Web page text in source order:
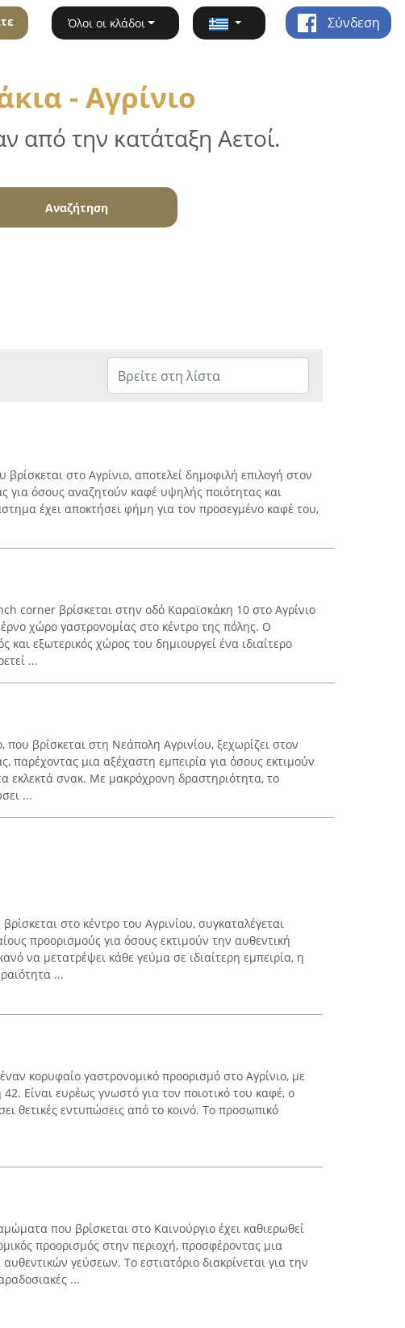
Όλοι οι κλάδοι Σύνδεση
- Αγρίνιο
από την κατάταξη Αετοί.
Αναζήτηση
στο Αγρίνιο, αποτελεί δημοφιλή επιλογή στον
για όσους αναζητούν καφέ υψηλής ποιότητας και
έχει αποκτήσει φήμη για τον προσεγμένο καφέ του,
corner βρίσκεται στην οδό Καραϊσκάκη 10 στο Αγρίνιο
χώρο γαστρονομίας στο κέντρο της πόλης. Ο
και εξωτερικός χώρος του δημιουργεί ένα ιδιαίτερο
...
που βρίσκεται στη Νεάπολη Αγρινίου, ξεχωρίζει στον
παρέχοντας μια αξέχαστη εμπειρία για όσους εκτιμούν
εκλεκτά σνακ. Με μακρόχρονη δραστηριότητα, το
...
στο κέντρο του Αγρινίου, συγκαταλέγεται
προορισμούς για όσους εκτιμούν την αυθεντική
να μετατρέψει κάθε γεύμα σε ιδιαίτερη εμπειρία, η
...
κορυφαίο γαστρονομικό προορισμό στο Αγρίνιο, με
Είναι ευρέως γνωστό για τον ποιοτικό του καφέ, ο
θετικές εντυπώσεις από το κοινό. Το προσωπικό
που βρίσκεται στο Καινούργιο έχει καθιερωθεί
προορισμός στην περιοχή, προσφέροντας μια
γεύσεων. Το εστιατόριο διακρίνεται για την
...